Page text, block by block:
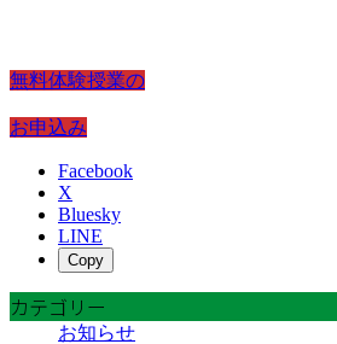
無料体験授業の
お申込み
Facebook
X
Bluesky
LINE
Copy
カテゴリー
お知らせ